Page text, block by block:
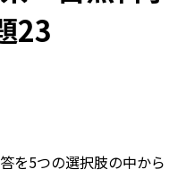
23
を5つの選択肢の中から